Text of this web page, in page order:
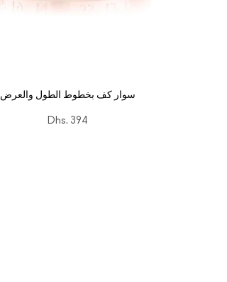
سوار كف بخطوط الطول والعرض
Dhs. 394